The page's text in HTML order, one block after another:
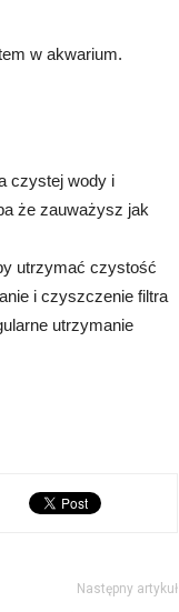
w akwarium.
czystej wody i
że zauważysz jak
utrzymać czystość
i czyszczenie filtra
utrzymanie
Następny artykuł